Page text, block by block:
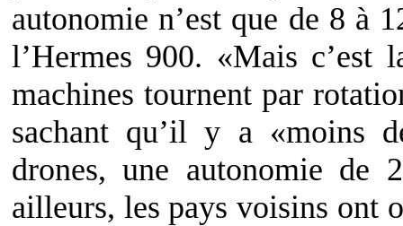
autonomie n’est que de 8 à
l’Hermes 900. «Mais c’est
machines tournent par
sachant qu’il y a «moins
drones, une autonomie de
ailleurs, les pays voisins ont